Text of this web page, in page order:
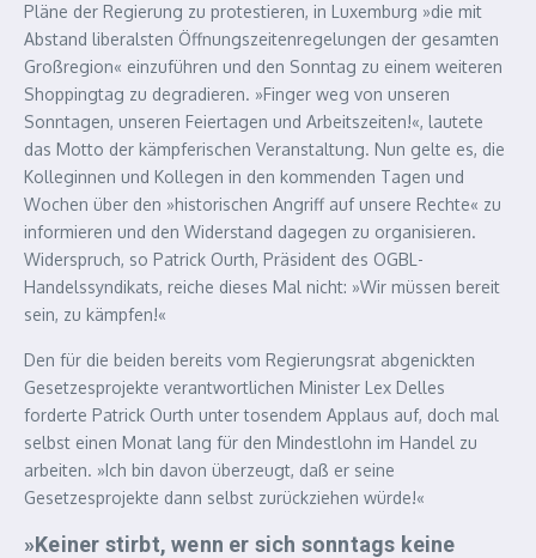
Pläne der Regierung zu protestieren, in Luxemburg »die mit
Abstand liberalsten Öffnungszeitenregelungen der gesamten
Großregion« einzuführen und den Sonntag zu einem weiteren
Shoppingtag zu degradieren. »Finger weg von unseren
Sonntagen, unseren Feiertagen und Arbeitszeiten!«, lautete
das Motto der kämpferischen Veranstaltung. Nun gelte es, die
Kolleginnen und Kollegen in den kommenden Tagen und
Wochen über den »historischen Angriff auf unsere Rechte« zu
informieren und den Widerstand dagegen zu organisieren.
Widerspruch, so Patrick Ourth, Präsident des OGBL-
Handelssyndikats, reiche dieses Mal nicht: »Wir müssen bereit
sein, zu kämpfen!«
Den für die beiden bereits vom Regierungsrat abgenickten
Gesetzesprojekte verantwortlichen Minister Lex Delles
forderte Patrick Ourth unter tosendem Applaus auf, doch mal
selbst einen Monat lang für den Mindestlohn im Handel zu
arbeiten. »Ich bin davon überzeugt, daß er seine
Gesetzesprojekte dann selbst zurückziehen würde!«
»Keiner stirbt, wenn er sich sonntags keine